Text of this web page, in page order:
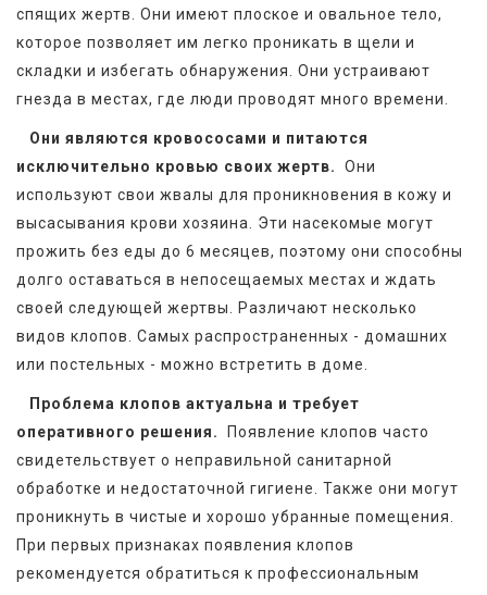
спящих жертв. Они имеют плоское и овальное тело,
которое позволяет им легко проникать в щели и
складки и избегать обнаружения. Они устраивают
гнезда в местах, где люди проводят много времени.
Они являются кровососами и питаются
исключительно кровью своих жертв.
Они
используют свои жвалы для проникновения в кожу и
высасывания крови хозяина. Эти насекомые могут
прожить без еды до 6 месяцев, поэтому они способны
долго оставаться в непосещаемых местах и ждать
своей следующей жертвы. Различают несколько
видов клопов. Самых распространенных - домашних
или постельных - можно встретить в доме.
Проблема клопов актуальна и требует
оперативного решения.
Появление клопов часто
свидетельствует о неправильной санитарной
обработке и недостаточной гигиене. Также они могут
проникнуть в чистые и хорошо убранные помещения.
При первых признаках появления клопов
рекомендуется обратиться к профессиональным